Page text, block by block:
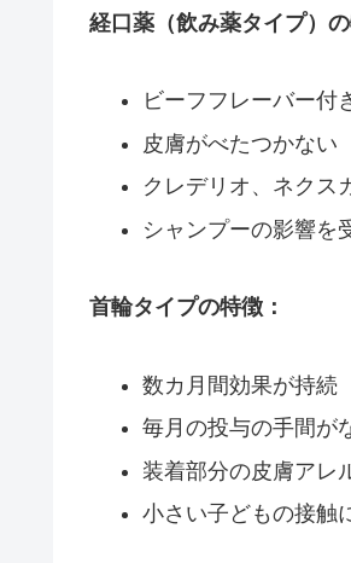
経口薬（飲み薬タイプ）の
ビーフフレーバー付
皮膚がべたつかない
クレデリオ、ネクス
シャンプーの影響を
首輪タイプの特徴：
数カ月間効果が持続
毎月の投与の手間が
装着部分の皮膚アレ
小さい子どもの接触